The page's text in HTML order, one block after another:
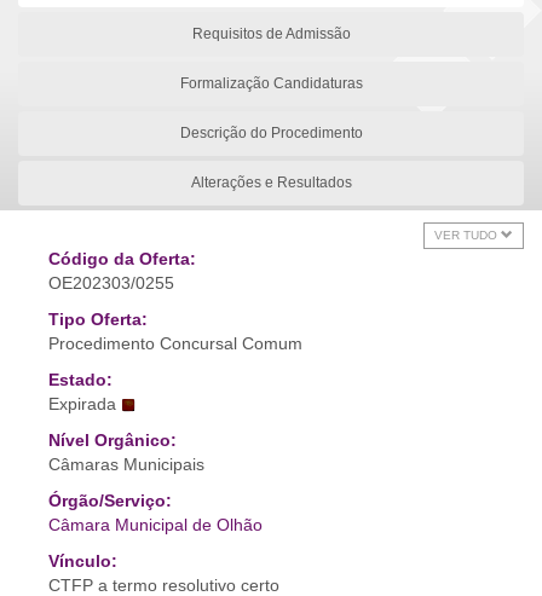
Requisitos de Admissão
Formalização Candidaturas
Descrição do Procedimento
Alterações e Resultados
VER TUDO
Código da Oferta:
OE202303/0255
Tipo Oferta:
Procedimento Concursal Comum
Estado:
Expirada
Nível Orgânico:
Câmaras Municipais
Órgão/Serviço:
Câmara Municipal de Olhão
Vínculo:
CTFP a termo resolutivo certo